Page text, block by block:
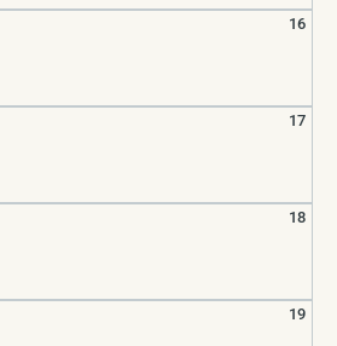
16
17
18
19